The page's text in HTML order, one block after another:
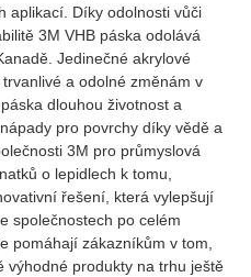
aplikací. Díky odolnosti vůči
3M VHB páska odolává
Jedinečné akrylové
a odolné změnám v
dlouhou životnost a
pro povrchy díky vědě a
3M pro průmyslová
o lepidlech k tomu,
řešení, která vylepšují
společnostech po celém
pomáhají zákazníkům v tom,
výhodné produkty na trhu ještě